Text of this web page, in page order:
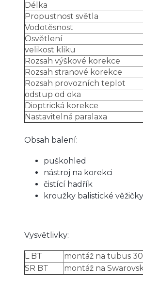
Délka
Propustnost světla
Vodotěsnost
Osvětlení
velikost kliku
Rozsah výškové korekce
Rozsah stranové korekce
Rozsah provozních teplot
odstup od oka
Dioptrická korekce
Nastavitelná paralaxa
Obsah balení:
puškohled
nástroj na korekci
čistící hadřík
kroužky balistické věžičky
Vysvětlivky:
L BT
montáž na tubus
SR BT
montáž na